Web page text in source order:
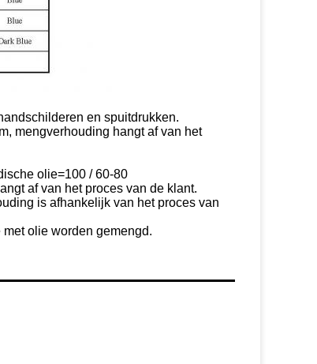
en spuitdrukken.
mengverhouding hangt af van het
olie=100 / 60-80
af van het proces van de klant.
is afhankelijk van het proces van
olie worden gemengd.